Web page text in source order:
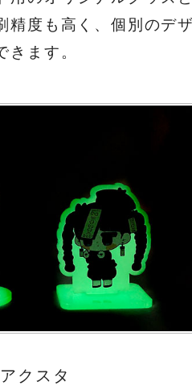
精度も高く、個別のデ
きます。
クスタ